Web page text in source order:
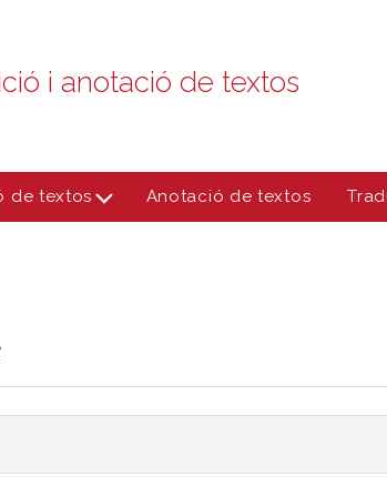
i anotació de textos
de textos Anotació de textos